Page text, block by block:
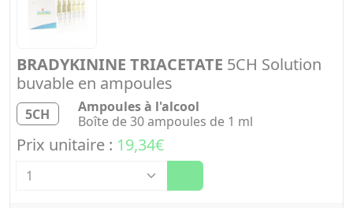
BRADYKININE TRIACETATE 5CH Solution
buvable en ampoules
5CH
Ampoules à l'alcool
Boîte de 30 ampoules de 1 ml
Prix unitaire : 19,34€